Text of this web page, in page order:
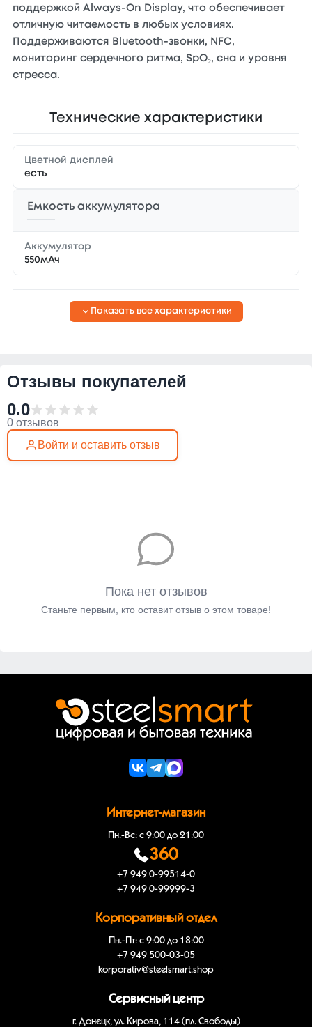
поддержкой Always-On Display, что обеспечивает
отличную читаемость в любых условиях.
Поддерживаются Bluetooth-звонки, NFC,
мониторинг сердечного ритма, SpO₂, сна и уровня
стресса.
Технические характеристики
Цветной дисплей
есть
Емкость аккумулятора
Аккумулятор
550мАч
Показать все характеристики
Отзывы покупателей
0.0
0 отзывов
Войти и оставить отзыв
Пока нет отзывов
Станьте первым, кто оставит отзыв о этом товаре!
Интернет-магазин
Пн.-Вс: с 9:00 до 21:00
360
+7 949 0-99514-0
+7 949 0-99999-3
Корпоративный отдел
Пн.-Пт: с 9:00 до 18:00
+7 949 500-03-05
korporativ@steelsmart.shop
Сервисный центр
г. Донецк, ул. Кирова, 114 (пл. Свободы)